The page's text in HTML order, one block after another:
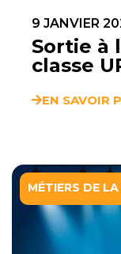
9 JANVIER
Sortie à
classe
EN SAVOIR
MÉTIERS DE